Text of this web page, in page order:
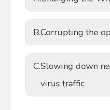
B.Corrupting the
C.Slowing down
virus traffic